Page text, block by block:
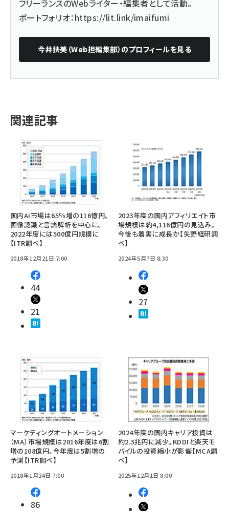
フリーランスのWebライター・編集者として活動。
ポートフォリオ：https://lit.link/imaifumi
今井扶美（Web担編集部） のプロフィールを見る
関連記事
国内AI市場は65％増の116億円。
画像認識と言語解析を中心に、
2022年度には500億円規模に
【ITR調べ】
2018年12月21日 7:00
44
21
2023年度の国内アフィリエイト市
場規模は約4,116億円の見込み。
今後も着実に成長か【矢野経研調
べ】
2024年5月7日 8:30
27
マーケティングオートメーション
（MA）市場規模は2016年度は6割
増の108億円、今年度は5割増の
予測【ITR調べ】
2018年1月24日 7:00
86
2024年度の国内キャリア投資は
約2.3兆円に減少。KDDIと楽天モ
バイルの投資縮小が影響【MCA調
べ】
2025年12月1日 8:00